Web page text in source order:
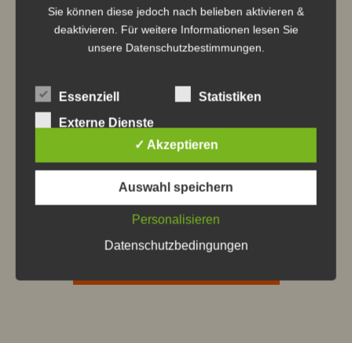
SCHULTERSCHMERZEN
5
von Körper und Nervensystem
HEILUNGSTRANCEN
5. Gesamtes Selbsthilfeprogramm –
Alle Kurse und Heilungstrancen im
Sie können diese jedoch nach belieben aktivieren &
deaktivieren. Für weitere Informationen lesen Sie
unsere Datenschutzbestimmungen.
Essenziell
Statistiken
Externe Dienste
✓ Akzeptieren
Auswahl speichern
Personalisieren
Datenschutzbedingungen